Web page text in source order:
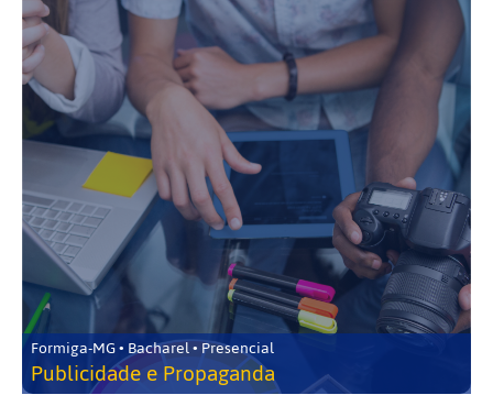
Formiga-MG • Bacharel • Presencial
Publicidade e Propaganda